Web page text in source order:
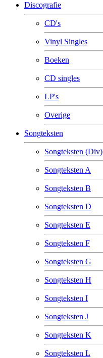
Discografie
CD's
Vinyl Singles
Boeken
CD singles
LP's
Overige
Songteksten
Songteksten (Div)
Songteksten A
Songteksten B
Songteksten D
Songteksten E
Songteksten F
Songteksten G
Songteksten H
Songteksten I
Songteksten J
Songteksten K
Songteksten L